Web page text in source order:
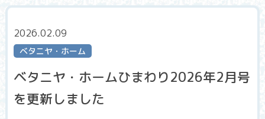
2026.02.09
ベタニヤ・ホーム
ベタニヤ・ホームひまわり2026年2月号
を更新しました